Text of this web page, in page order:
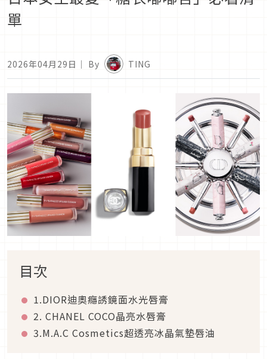
單
2026年04月29日 ｜ By TING
目次
1.DIOR迪奧癮誘鏡面水光唇膏
2. CHANEL COCO晶亮水唇膏
3.M.A.C Cosmetics超透亮冰晶氣墊唇油